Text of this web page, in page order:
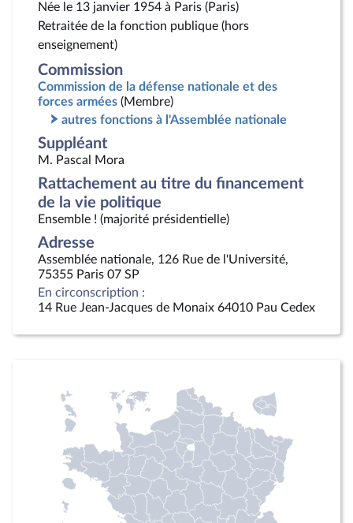
Née le 13 janvier 1954 à Paris (Paris)
Retraitée de la fonction publique (hors
enseignement)
Commission
Commission de la défense nationale et des
forces armées (Membre)
autres fonctions à l'Assemblée nationale
Suppléant
M. Pascal Mora
Rattachement au titre du financement
de la vie politique
Ensemble ! (majorité présidentielle)
Adresse
Assemblée nationale, 126 Rue de l'Université,
75355 Paris 07 SP
En circonscription :
14 Rue Jean-Jacques de Monaix 64010 Pau Cedex